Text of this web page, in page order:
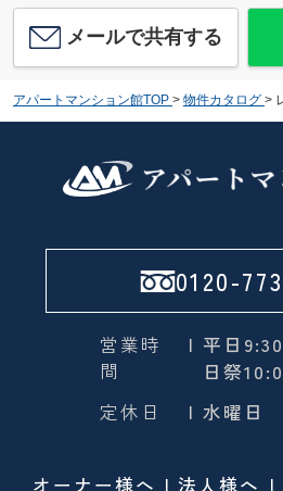
メールで共有する
アパートマンション館TOP > 物件カタログ >
0120-
営業時
間
| 平日
日祭
定休日
| 水曜日
オーナー様へ 法人様へ